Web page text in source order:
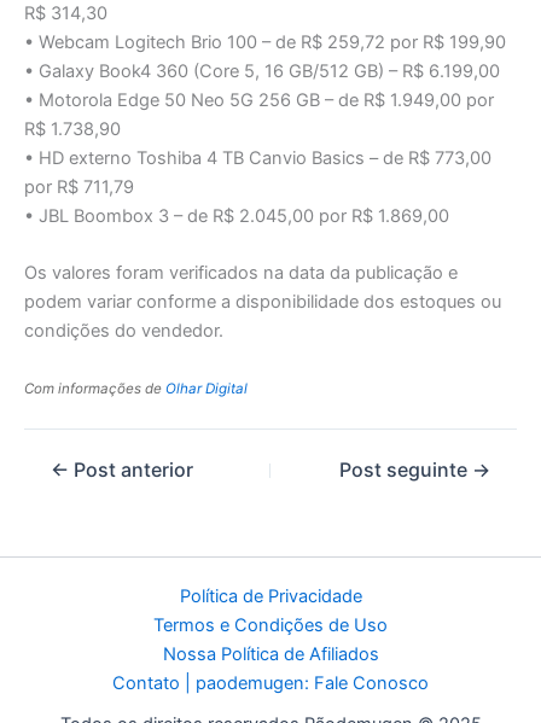
R$ 314,30
• Webcam Logitech Brio 100 – de R$ 259,72 por R$ 199,90
• Galaxy Book4 360 (Core 5, 16 GB/512 GB) – R$ 6.199,00
• Motorola Edge 50 Neo 5G 256 GB – de R$ 1.949,00 por
R$ 1.738,90
• HD externo Toshiba 4 TB Canvio Basics – de R$ 773,00
por R$ 711,79
• JBL Boombox 3 – de R$ 2.045,00 por R$ 1.869,00
Os valores foram verificados na data da publicação e
podem variar conforme a disponibilidade dos estoques ou
condições do vendedor.
Com informações de Olhar Digital
← Post anterior Post seguinte →
Política de Privacidade
Termos e Condições de Uso
Nossa Política de Afiliados
Contato | paodemugen: Fale Conosco